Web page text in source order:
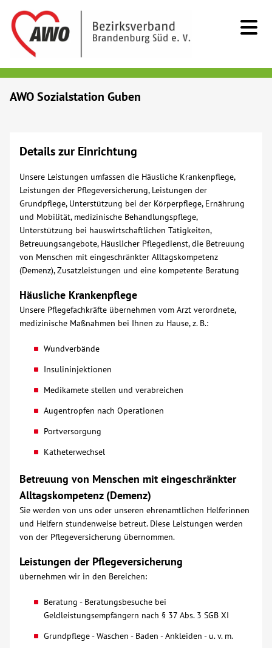
Menschen mit Behinderung
Beratung & Hilfe
Begegnung
Bildung
Über uns
Veranstaltungen
Karriere
Glossar
Suche
Kontakt
AWO BB Süd
AWO Sozialstation Guben
Details zur Einrichtung
Unsere Leistungen umfassen die Häusliche Krankenpflege,
Leistungen der Pflegeversicherung, Leistungen der
Grundpflege, Unterstützung bei der Körperpflege, Ernährung
und Mobilität, medizinische Behandlungspflege,
Unterstützung bei hauswirtschaftlichen Tätigkeiten,
Betreuungsangebote, Häuslicher Pflegedienst, die Betreuung
von Menschen mit eingeschränkter Alltagskompetenz
(Demenz), Zusatzleistungen und eine kompetente Beratung
Häusliche Krankenpflege
Unsere Pflegefachkräfte übernehmen vom Arzt verordnete,
medizinische Maßnahmen bei Ihnen zu Hause, z. B.:
Wundverbände
Insulininjektionen
Medikamete stellen und verabreichen
Augentropfen nach Operationen
Portversorgung
Katheterwechsel
Betreuung von Menschen mit eingeschränkter
Alltagskompetenz (Demenz)
Sie werden von uns oder unseren ehrenamtlichen Helferinnen
und Helfern stundenweise betreut. Diese Leistungen werden
von der Pflegeversicherung übernommen.
Leistungen der Pflegeversicherung
übernehmen wir in den Bereichen:
Beratung - Beratungsbesuche bei
Geldleistungsempfängern nach § 37 Abs. 3 SGB XI
Grundpflege - Waschen - Baden - Ankleiden - u. v. m.